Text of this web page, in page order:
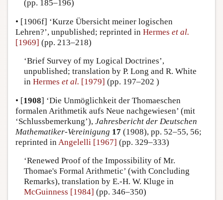
(pp. 185–196)
• [1906f] ‘Kurze Übersicht meiner logischen
Lehren?’, unpublished; reprinted in Hermes et al.
[1969] (pp. 213–218)
‘Brief Survey of my Logical Doctrines’,
unpublished; translation by P. Long and R. White
in Hermes et al. [1979] (pp. 197–202 )
• [1908] ‘Die Unmöglichkeit der Thomaeschen
formalen Arithmetik aufs Neue nachgewiesen’ (mit
‘Schlussbemerkung’), Jahresbericht der Deutschen
Mathematiker-Vereinigung 17 (1908), pp. 52–55, 56;
reprinted in Angelelli [1967] (pp. 329–333)
‘Renewed Proof of the Impossibility of Mr.
Thomae's Formal Arithmetic’ (with Concluding
Remarks), translation by E.-H. W. Kluge in
McGuinness [1984] (pp. 346–350)